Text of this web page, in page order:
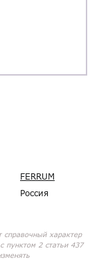
FERRUM
Россия
справочный характер
пунктом 2 статьи 437